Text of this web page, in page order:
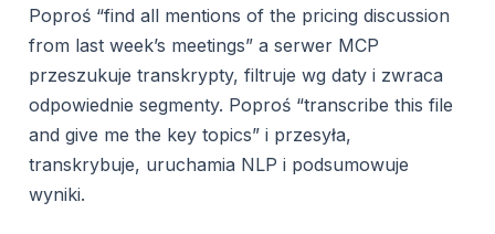
Poproś “find all mentions of the pricing discussion
from last week’s meetings” a serwer MCP
przeszukuje transkrypty, filtruje wg daty i zwraca
odpowiednie segmenty. Poproś “transcribe this file
and give me the key topics” i przesyła,
transkrybuje, uruchamia NLP i podsumowuje
wyniki.